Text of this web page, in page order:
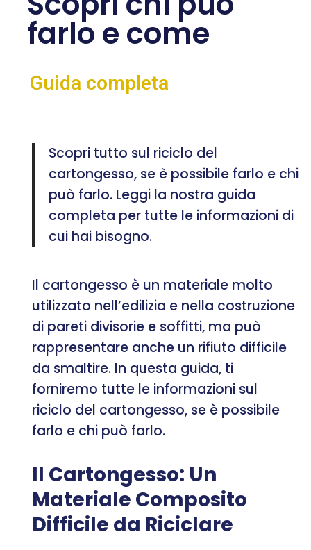
farlo e come
Guida completa
Scopri tutto sul riciclo del
cartongesso, se è possibile farlo e chi
può farlo. Leggi la nostra guida
completa per tutte le informazioni di
cui hai bisogno.
Il cartongesso è un materiale molto
utilizzato nell’edilizia e nella costruzione
di pareti divisorie e soffitti, ma può
rappresentare anche un rifiuto difficile
da smaltire. In questa guida, ti
forniremo tutte le informazioni sul
riciclo del cartongesso, se è possibile
farlo e chi può farlo.
Il Cartongesso: Un
Materiale Composito
Difficile da Riciclare